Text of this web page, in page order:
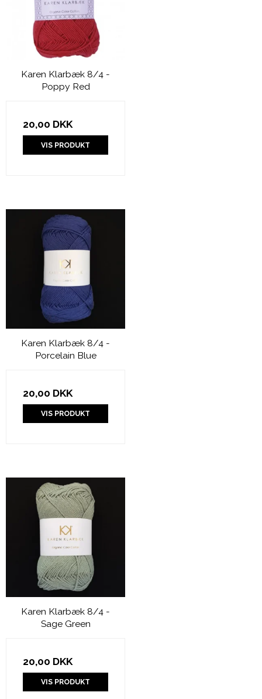
Karen Klarbæk 8/4 -
Poppy Red
20,00 DKK
VIS PRODUKT
Karen Klarbæk 8/4 -
Porcelain Blue
20,00 DKK
VIS PRODUKT
Karen Klarbæk 8/4 -
Sage Green
20,00 DKK
VIS PRODUKT